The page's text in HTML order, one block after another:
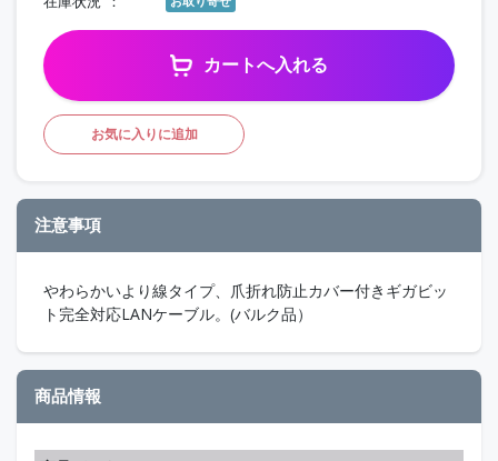
カートへ入れる
お気に入りに追加
注意事項
やわらかいより線タイプ、爪折れ防止カバー付きギガビッ
ト完全対応LANケーブル。(バルク品）
商品情報